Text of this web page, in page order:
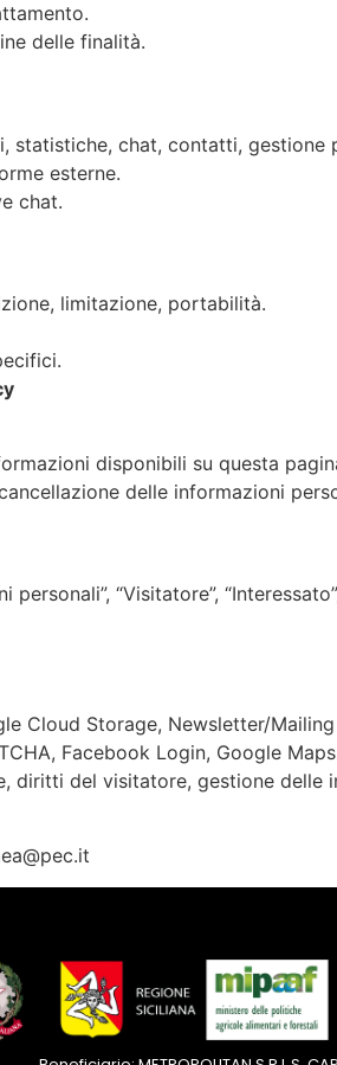
delle finalità.
statistiche, chat, contatti, gestione
esterne.
chat.
limitazione, portabilità.
disponibili su questa
delle informazioni
“Visitatore”,
Cloud Storage, Newsletter/
Facebook Login, Google
diritti del visitatore, gestione delle